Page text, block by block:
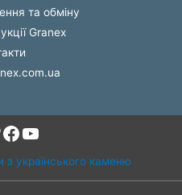
та обміну
Granex
Facebook
YouTube
з українського каменю